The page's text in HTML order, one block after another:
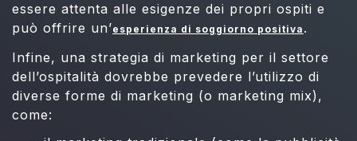
essere attenta alle esigenze dei propri ospiti e
può offrire un’esperienza di soggiorno positiva .
Infine, una strategia di marketing per il settore
dell’ospitalità dovrebbe prevedere l’utilizzo di
diverse forme di marketing (o marketing mix),
come: